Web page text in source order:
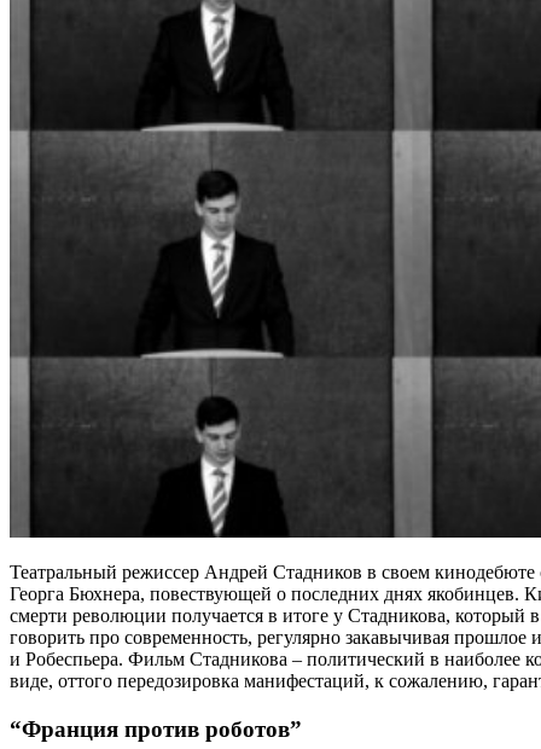
Театральный режиссер Андрей Стадников в своем кинодебюте
Георга Бюхнера, повествующей о последних днях якобинцев.
смерти революции получается в итоге у Стадникова, который
говорить про современность, регулярно закавычивая прошлое
и Робеспьера. Фильм Стадникова – политический в наиболее
виде, оттого передозировка манифестаций, к сожалению,
“Франция против роботов”